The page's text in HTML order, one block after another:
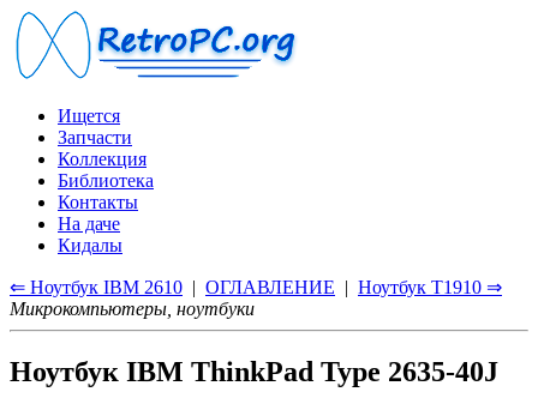
Ищется
Запчасти
Коллекция
Библиотека
Контакты
На даче
Кидалы
⇐ Ноутбук IBM 2610 | ОГЛАВЛЕНИЕ | Ноутбук T1910 ⇒
Микрокомпьютеры, ноутбуки
Ноутбук IBM ThinkPad Type 2635-40J